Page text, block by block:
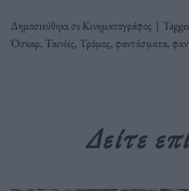
Δημοσιεύθηκε σεΚινηματογράφος |
Όσκαρ, Ταινίες, Τρόμος,φαντάσματα,
Δείτε